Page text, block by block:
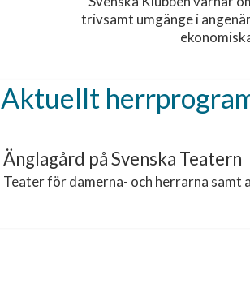
trivsamt umgänge i
Aktuellt
Änglagård på Svenska Teatern
Teater för damerna- och herrarna samt